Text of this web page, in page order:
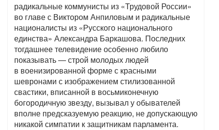
радикальные коммунисты из «Трудовой России»
во главе с Виктором Анпиловым и радикальные
националисты из «Русского национального
единства» Александра Баркашова. Последних
тогдашнее телевидение особенно любило
показывать — строй молодых людей
в военизированной форме с красными
шевронами с изображением стилизованной
свастики, вписанной в восьмиконечную
богородичную звезду, вызывал у обывателей
вполне предсказуемую реакцию, не допускающую
никакой симпатии к защитникам парламента.